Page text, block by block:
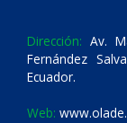
Dirección: Av.
Fernández
Ecuador.
Web: